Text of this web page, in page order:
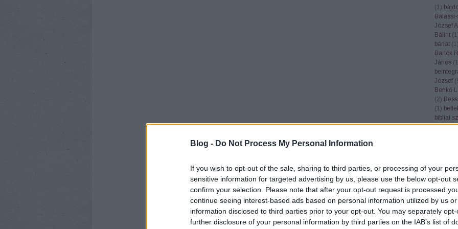
Blog - Do Not Process My Personal Information
If you wish to opt-out of the sale, sharing to third parties, or processing of your
sensitive information for targeted advertising by us, please use the below opt-out
confirm your selection. Please note that after your opt-out request is processed
continue seeing interest-based ads based on personal information utilized by us
information disclosed to third parties prior to your opt-out. You may separately
further disclosure of your personal information by third parties on the IAB’s list of
(1 )
Balassi-
József
Bálint (1
bánat (1 )
Bartók
János (1
József (
Benkő
(2)
(1 )
bibliai
bízik (1)
(1)
(1)
(1 )
Cházár
( 4)